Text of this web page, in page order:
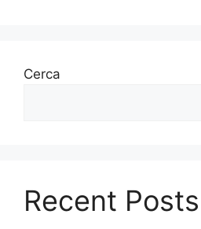
Cerca
Recent Posts